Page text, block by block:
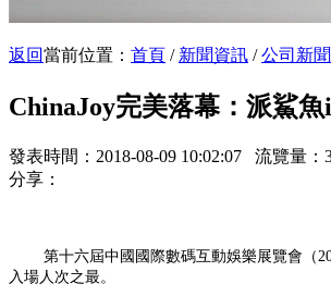
返回當前位置： 首頁 / 新聞資訊 /公司新聞
ChinaJoy完美落幕：派鯊魚
發表時間：2018-08-09 10:02:07 流覽量：
分享：
第十六屆中國國際數碼互動娛樂展覽會（
入場人次之最。